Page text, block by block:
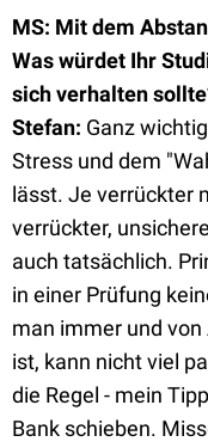
MS: Mit dem
Was würdet Ihr
sich verhalten
Stefan: Ganz
Stress und dem
lässt. Je verrückter
verrückter,
auch tatsächlich.
in einer Prüfung
man immer und
ist, kann nicht viel
die Regel - mein
Bank schieben.